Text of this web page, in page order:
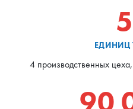
ЕДИНИЦ
4 производственных
90